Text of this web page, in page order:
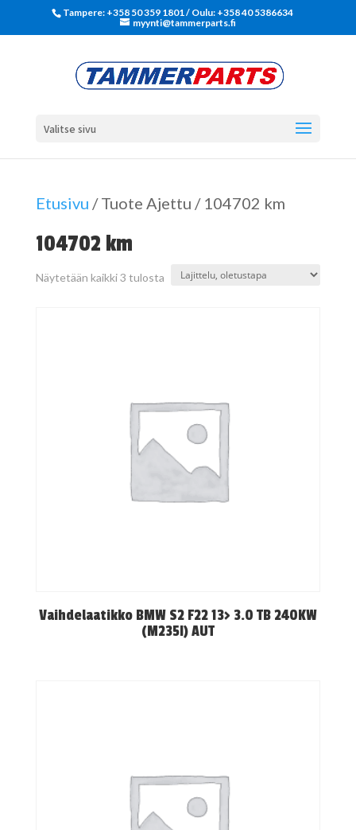
Tampere: +358 50 359 1801‬ / Oulu: +358 40 5386634
myynti@tammerparts.fi
Valitse sivu
Etusivu / Tuote Ajettu / 104702 km
104702 km
Näytetään kaikki 3 tulosta
Vaihdelaatikko BMW S2 F22 13> 3.0 TB 240KW
(M235I) AUT